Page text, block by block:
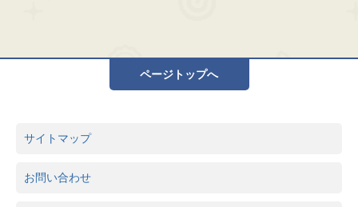
ページトップへ
サイトマップ
お問い合わせ